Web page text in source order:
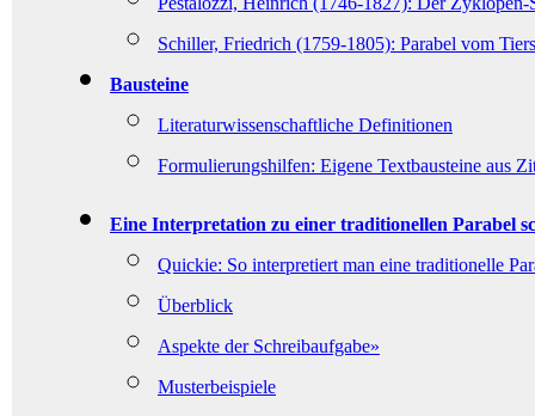
Schiller, Friedrich (1759-1805): Parabel vom
Bausteine
Literaturwissenschaftliche Definitionen
Formulierungshilfen: Eigene Textbausteine aus
Eine Interpretation zu einer traditionellen Parabel
Quickie: So interpretiert man eine traditionelle
Überblick
Aspekte der Schreibaufgabe»
Musterbeispiele